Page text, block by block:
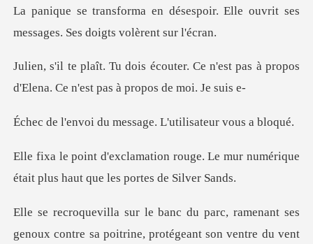
spoir. Elle ouvrit ses
messages.
r. Ce n'est pas à propos
d'Elena. Ce
message. L'utilisa
ouge. Le mur numérique
était plus
c, ramenant ses
genoux contre sa poitrin